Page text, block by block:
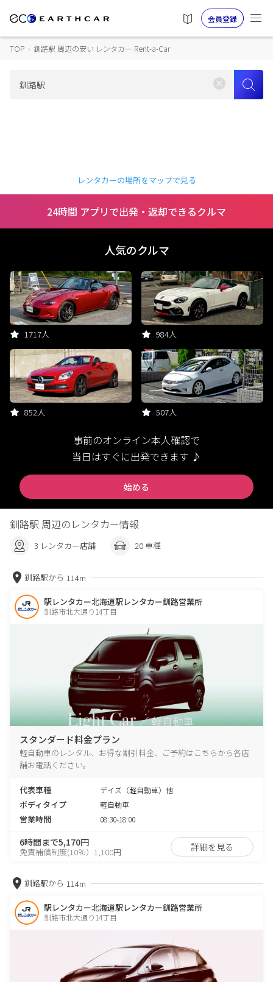
会員登録
TOP › 釧路駅 周辺の安い レンタカー Rent-a-Car
レンタカーの場所をマップで見る
24時間 アプリで出発・返却できるクルマ
人気のクルマ
1717人 984人
852人 507人
事前のオンライン本人確認で
当日はすぐに出発できます ♪
始める
釧路駅 周辺のレンタカー情報
3 レンタカー店舗 20 車種
釧路駅から 114m
駅レンタカー北海道駅レンタカー釧路営業所
釧路市北大通り14丁目
スタンダード料金プラン
軽自動車のレンタル、お得な割引料金、ご予約はこちらから各店
舗お電話ください。
代表車種 デイズ（軽自動車）他
ボディタイプ 軽自動車
営業時間 08:30-18:00
6時間まで5,170円
免責補償制度(10％）1,100円 詳細を見る
釧路駅から 114m
駅レンタカー北海道駅レンタカー釧路営業所
釧路市北大通り14丁目